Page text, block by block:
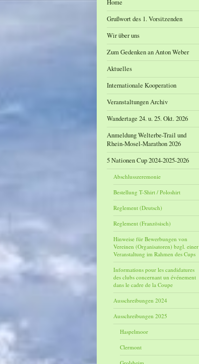
Home
Grußwort des 1. Vorsitzenden
Wir über uns
Zum Gedenken an Anton Weber
Aktuelles
Internationale Kooperation
Veranstaltungen Archiv
Wandertage 24. u. 25. Okt. 2026
Anmeldung Welterbe-Trail und
Rhein-Mosel-Marathon 2026
5 Nationen Cup 2024-2025-2026
Abschlusszeremonie
Bestellung T-Shirt / Poloshirt
Reglement (Deutsch)
Reglement (Französisch)
Hinweise für Bewerbungen von
Vereinen (Organisatoren) bzgl. einer
Veranstaltung im Rahmen des Cups
Informations pour les candidatures
des clubs concernant un événement
dans le cadre de la Coupe
Ausschreibungen 2024
Ausschreibungen 2025
Haspelmoor
Clermont